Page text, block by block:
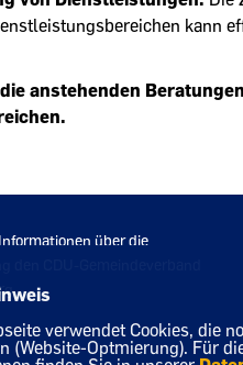
kann
die anstehenden
über die
verwendet Cookies, die
(Website-Optmierung). Für